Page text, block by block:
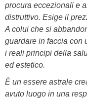
procura eccezionali e
distruttivo. Esige il
A colui che si
guardare in faccia con
i reali principi della
ed estetico.
È un essere astrale
avuto luogo in una